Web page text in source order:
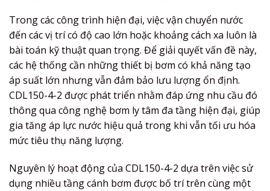
Trong các công trình hiện đại, việc vận chuyển nước
đến các vị trí có độ cao lớn hoặc khoảng cách xa luôn là
bài toán kỹ thuật quan trọng. Để giải quyết vấn đề này,
các hệ thống cần những thiết bị bơm có khả năng tạo
áp suất lớn nhưng vẫn đảm bảo lưu lượng ổn định.
CDL150-4-2 được phát triển nhằm đáp ứng nhu cầu đó
thông qua công nghệ bơm ly tâm đa tầng hiện đại, giúp
gia tăng áp lực nước hiệu quả trong khi vẫn tối ưu hóa
mức tiêu thụ năng lượng.
Nguyên lý hoạt động của CDL150-4-2 dựa trên việc sử
dụng nhiều tầng cánh bơm được bố trí trên cùng một